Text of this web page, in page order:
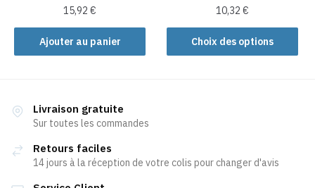
15,92€
Ajouter au panier
10,32€
Choix des options
Ce
produit
peuvent
être
Livraison gratuite
Sur toutes les commandes
Retours faciles
14 jours à la réception de votre colis pour changer d'avis